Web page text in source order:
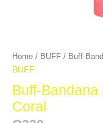
Home / BUFF / Buff-
BUFF
Buff-
Coral